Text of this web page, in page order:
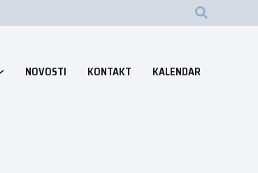
NOVOSTI KONTAKT KALENDAR